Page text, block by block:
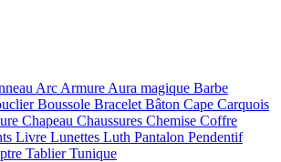
Arc Armure Aura magique Barbe
Boussole Bracelet Bâton Cape Carquois
Chapeau Chaussures Chemise Coffre
Livre Lunettes Luth Pantalon Pendentif
TablierTunique